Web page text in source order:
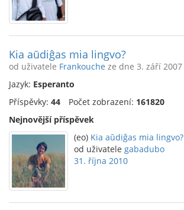
Kia aŭdiĝas mia lingvo?
od uživatele Frankouche ze dne 3. září 2007
Jazyk: Esperanto
Příspěvky: 44 Počet zobrazení: 161820
Nejnovější příspěvek
(eo) Kia aŭdiĝas mia lingvo?
od uživatele gabadubo
31. října 2010